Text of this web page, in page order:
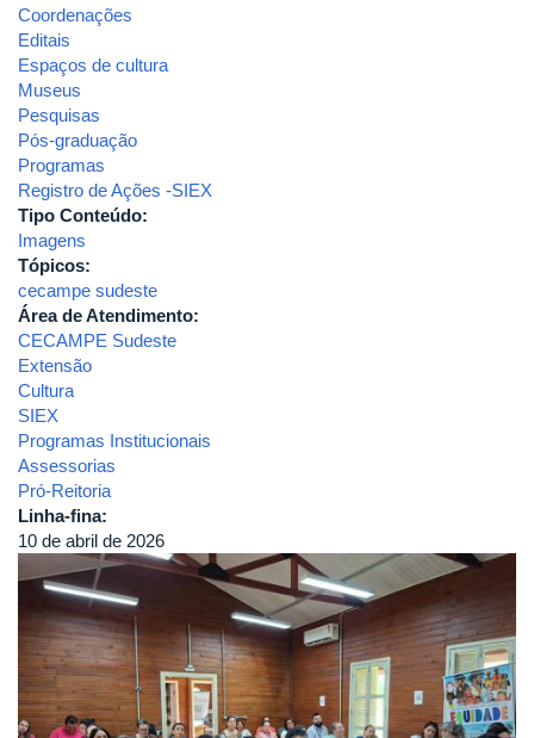
Coordenações
Editais
Espaços de cultura
Museus
Pesquisas
Pós-graduação
Programas
Registro de Ações -SIEX
Tipo Conteúdo:
Imagens
Tópicos:
cecampe sudeste
Área de Atendimento:
CECAMPE Sudeste
Extensão
Cultura
SIEX
Programas Institucionais
Assessorias
Pró-Reitoria
Linha-fina:
10 de abril de 2026